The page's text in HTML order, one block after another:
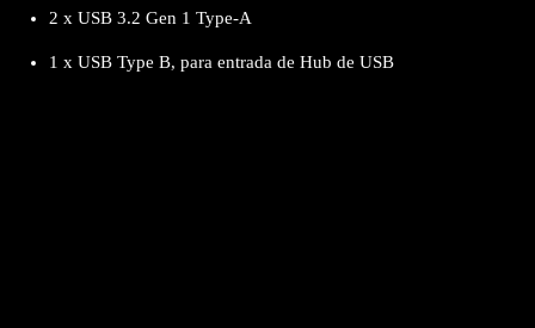
2 x USB 3.2 Gen 1 Type-A
1 x USB Type B, para entrada de Hub de USB